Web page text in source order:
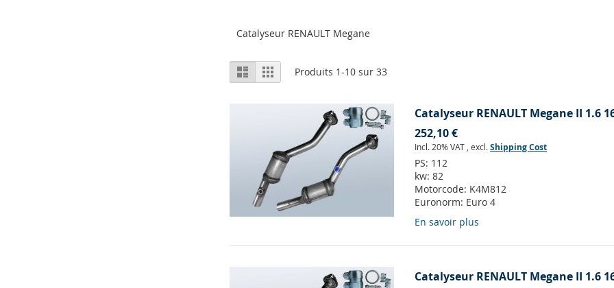
Catalyseur RENAULT Megane
Afficher
en
Liste GrilleProduits 1-10 sur33
Catalyseur RENAULT Megane II 1.6
252,10 €
Incl. 20% VAT ,excl.Shipping Cost
PS: 112
kw:82
Motorcode: K4M812
Euronorm: Euro 4
En savoir plus
Catalyseur RENAULT Megane II 1.6